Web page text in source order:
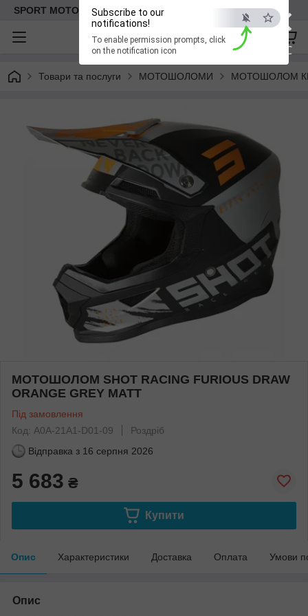
×
ESC
Subscribe to our
notifications!
To enable permission prompts, click
on the notification icon
SPORT MOTO | Інтернет-магазин мототоварів
Товари та послуги МОТОШОЛОМИ МОТОШОЛОМ
МОТОШОЛОМ SHOT RACING FURIOUS DRAW
ORANGE GREY MATT
Під замовлення
Код: A0A-21A1-D01-09
Роздріб
Відправка з 16 серпня 2026
5 683 ₴
Купити
Опис Характеристики Доставка Оплата Умови
Опис